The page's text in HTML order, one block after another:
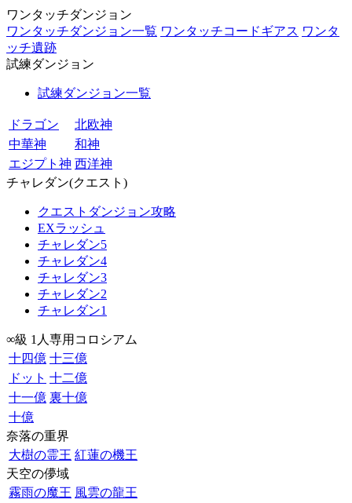
ワンタッチダンジョン
ワンタッチダンジョン一覧 ワンタッチコードギアス ワンタ
ッチ遺跡
試練ダンジョン
試練ダンジョン一覧
ドラゴン
北欧神
中華神
和神
エジプト神 西洋神
チャレダン(クエスト)
クエストダンジョン攻略
EXラッシュ
チャレダン5
チャレダン4
チャレダン3
チャレダン2
チャレダン1
∞級 1人専用コロシアム
十四億 十三億
ドット 十二億
十一億 裏十億
十億
奈落の重界
大樹の霊王 紅蓮の機王
天空の儚域
霧雨の魔王 風雲の龍王